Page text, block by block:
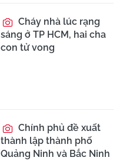
Cháy nhà lúc rạng
sáng ở TP HCM, hai cha
con tử vong
Chính phủ đề xuất
thành lập thành phố
Quảng Ninh và Bắc Ninh